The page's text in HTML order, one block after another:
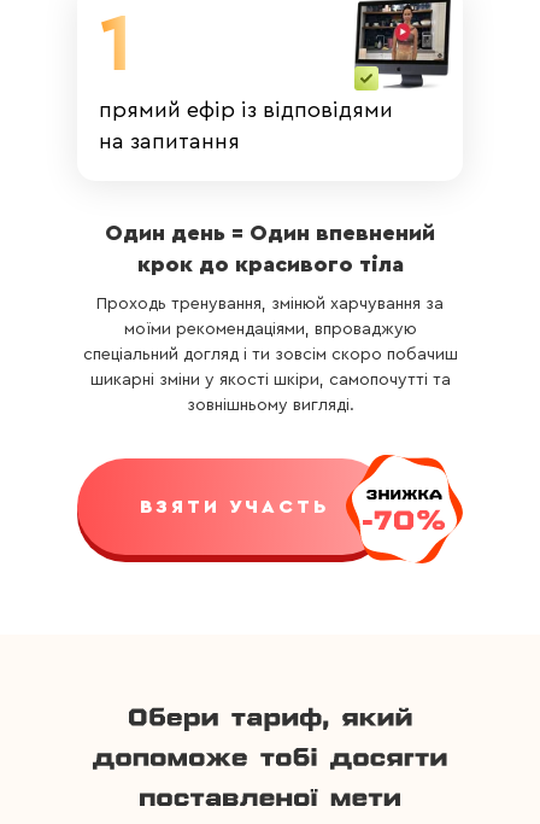
Зарядка 15хв
сідниці+стегна
Зарядка 15хв
(повторення
попередньої)
«Найкращі щоденні
вправи для
запам'ятати»
запитання»
Ви нічим не ризикуєте! Протягом 14 днів
незалежно від причин ми можемо повернути
гроші, якщо курс вам не підійде.
Погоджуюся з умовамиПублічної
оферти
та Політики конфіденційності
Один день = Один впевнений
крок до красивого тіла
Проходь тренування, змінюй харчування за
моїми рекомендаціями, впроваджую
спеціальний догляд і ти зовсім скоро побачиш
шикарні зміни у якості шкіри, самопочутті та
зовнішньому вигляді.
прямий ефір із відповідями
на запитання
ВЗЯТИ УЧАСТЬ